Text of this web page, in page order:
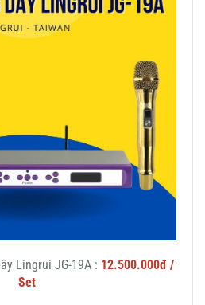
Lingrui JG-19A : 12.500.000đ /
Set